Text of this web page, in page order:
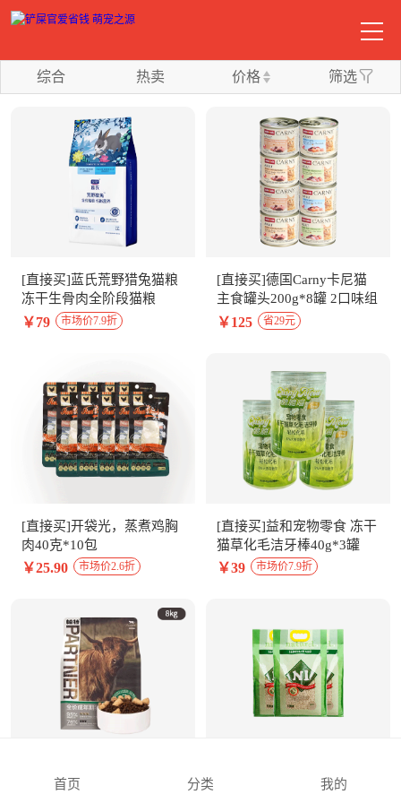
综合 热卖 价格 筛选
[直接买]蓝氏荒野猎兔猫粮
冻干生骨肉全阶段猫粮
1.5kg
￥79 市场价7.9折
[直接买]德国Carny卡尼猫
主食罐头200g*8罐 2口味组
合
￥125 省29元
[直接买]开袋光，蒸煮鸡胸
肉40克*10包
￥25.90 市场价2.6折
[直接买]益和宠物零食 冻干
猫草化毛洁牙棒40g*3罐
￥39 市场价7.9折
牛肉配方成猫粮8kg
猫砂17.5L*3包（1.5mm颗
首页 分类 我的